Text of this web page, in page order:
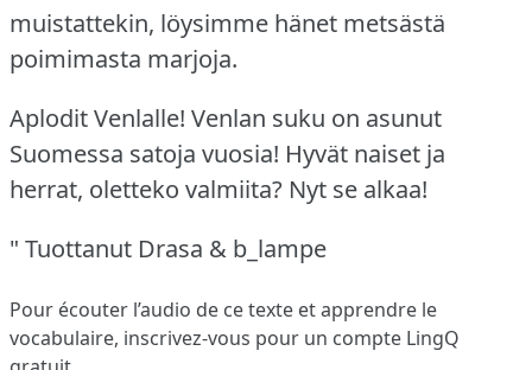
muistattekin, löysimme hänet metsästä
poimimasta marjoja.
Aplodit Venlalle! Venlan suku on asunut
Suomessa satoja vuosia! Hyvät naiset ja
herrat, oletteko valmiita? Nyt se alkaa!
" Tuottanut Drasa & b_lampe
Pour écouter l’audio de ce texte et apprendre le
vocabulaire, inscrivez-vous pour un compte LingQ